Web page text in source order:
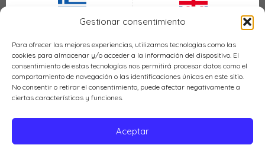
Gestionar consentimiento
Para ofrecer las mejores experiencias, utilizamos tecnologías como las
cookies para almacenar y/o acceder a la información del dispositivo. El
consentimiento de estas tecnologías nos permitirá procesar datos como el
comportamiento de navegación o las identificaciones únicas en este sitio.
No consentir o retirar el consentimiento, puede afectar negativamente a
ciertas características y funciones.
Aceptar
Griega Inglesa
Italiana